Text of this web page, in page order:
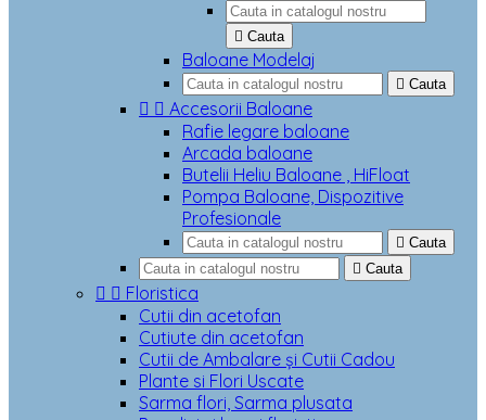
 Cauta
Baloane Modelaj
 Cauta
  Accesorii Baloane
Rafie legare baloane
Arcada baloane
Butelii Heliu Baloane , HiFloat
Pompa Baloane, Dispozitive
Profesionale
 Cauta
 Cauta
  Floristica
Cutii din acetofan
Cutiute din acetofan
Cutii de Ambalare și Cutii Cadou
Plante si Flori Uscate
Sarma flori, Sarma plusata